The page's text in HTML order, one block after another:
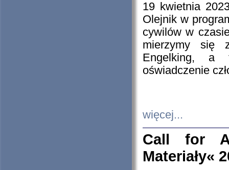
19 kwietnia
Olejnik w
cywilów w
mierzymy się
Engelking, a
oświadczenie
więcej...
Call for
Materiały«